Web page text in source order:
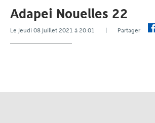
Adapei Nouelles 22
Le Jeudi 08 Juillet 2021 à 20:01 | Partager